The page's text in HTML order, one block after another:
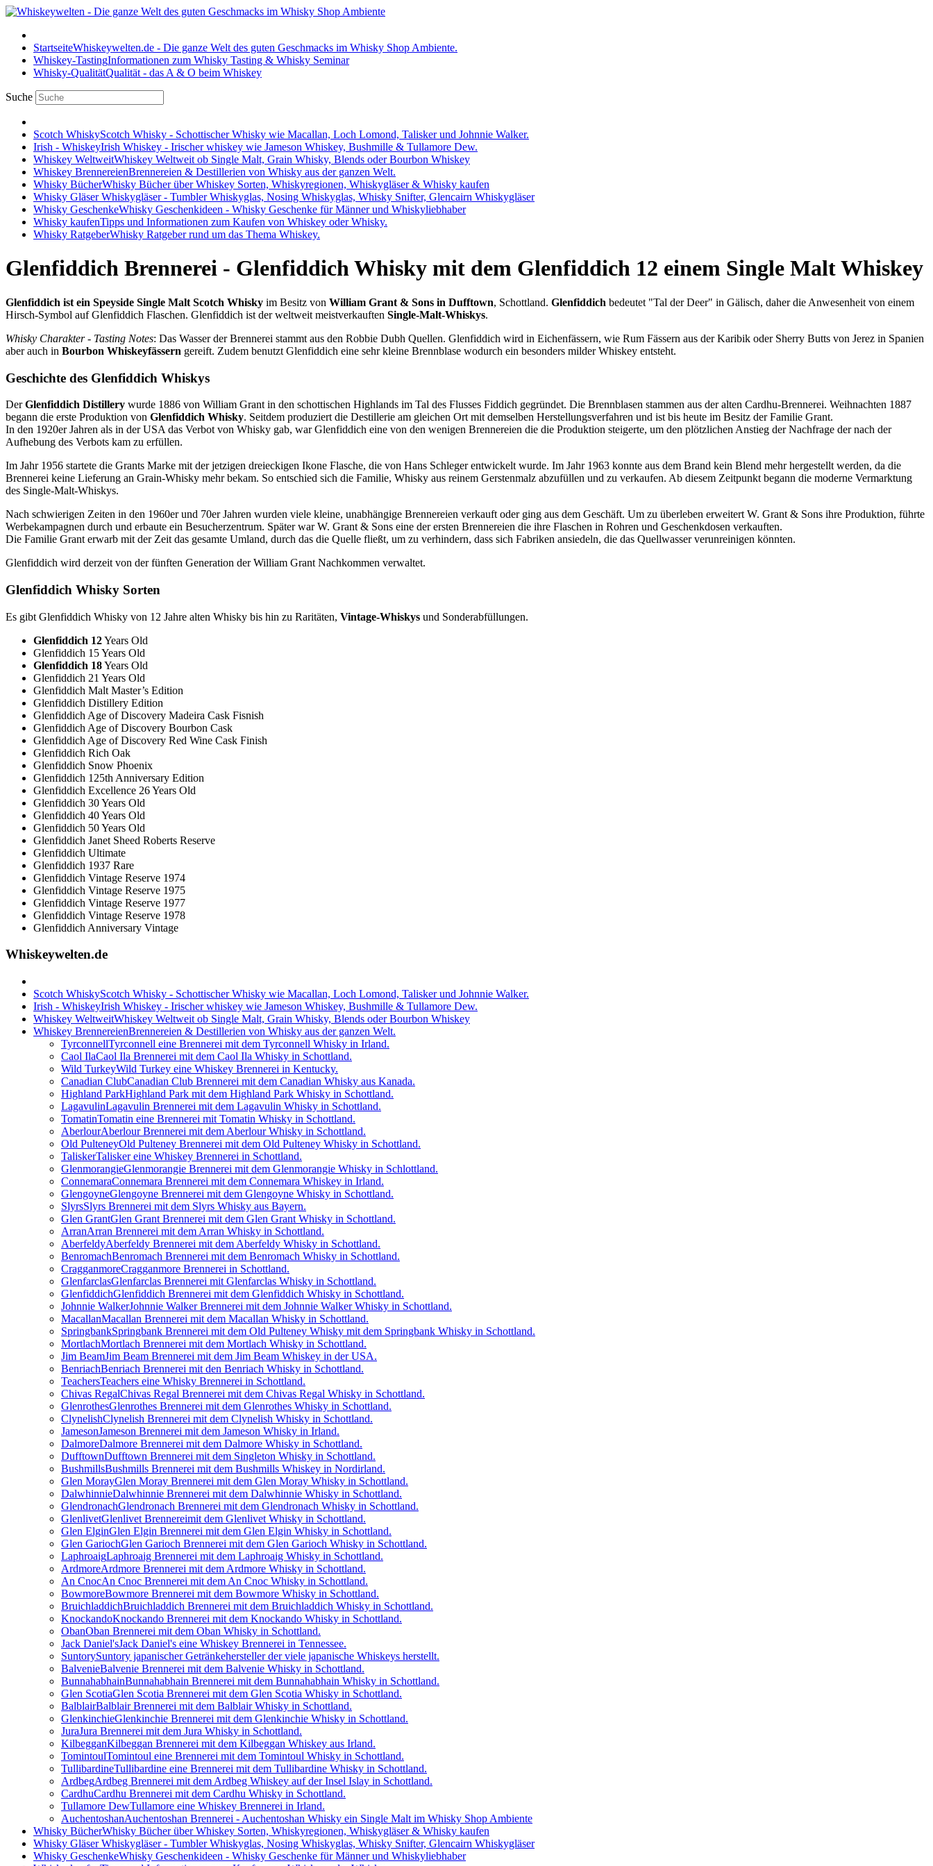
StartseiteWhiskeywelten.de - Die ganze Welt des guten Geschmacks im Whisky Shop Ambiente.
Whiskey-TastingInformationen zum Whisky Tasting & Whisky Seminar
Whisky-QualitätQualität - das A & O beim Whiskey
Suche
Scotch WhiskyScotch Whisky - Schottischer Whisky wie Macallan, Loch Lomond, Talisker und Johnnie Walker.
Irish - WhiskeyIrish Whiskey - Irischer whiskey wie Jameson Whiskey, Bushmille & Tullamore Dew.
Whiskey WeltweitWhiskey Weltweit ob Single Malt, Grain Whisky, Blends oder Bourbon Whiskey
Whiskey BrennereienBrennereien & Destillerien von Whisky aus der ganzen Welt.
Whisky BücherWhisky Bücher über Whiskey Sorten, Whiskyregionen, Whiskygläser & Whisky kaufen
Whisky GläserWhiskygläser - Tumbler Whiskyglas, Nosing Whiskyglas, Whisky Snifter, Glencairn Whiskygläser
Whisky GeschenkeWhisky Geschenkideen - Whisky Geschenke für Männer und Whiskyliebhaber
Whisky kaufenTipps und Informationen zum Kaufen von Whiskey oder Whisky.
Whisky RatgeberWhisky Ratgeber rund um das Thema Whiskey.
Glenfiddich Brennerei - Glenfiddich Whisky mit dem Glenfiddich 12 einem Single Malt Whiskey
Glenfiddich ist ein Speyside Single Malt Scotch Whisky im Besitz von William Grant & Sons in Dufftown, Schottland. Glenfiddich bedeutet "Tal der Deer" in Gälisch, daher die Anwesenheit von einem
Hirsch-Symbol auf Glenfiddich Flaschen. Glenfiddich ist der weltweit meistverkauften Single-Malt-Whiskys.
Whisky Charakter - Tasting Notes: Das Wasser der Brennerei stammt aus den Robbie Dubh Quellen. Glenfiddich wird in Eichenfässern, wie Rum Fässern aus der Karibik oder Sherry Butts von Jerez in Spanien
aber auch in Bourbon Whiskeyfässern gereift. Zudem benutzt Glenfiddich eine sehr kleine Brennblase wodurch ein besonders milder Whiskey entsteht.
Geschichte des Glenfiddich Whiskys
DerGlenfiddich Distillery wurde 1886 von William Grant in den schottischen Highlands im Tal des Flusses Fiddich gegründet. Die Brennblasen stammen aus der alten Cardhu-Brennerei. Weihnachten 1887
begann die erste Produktion von Glenfiddich Whisky. Seitdem produziert die Destillerie am gleichen Ort mit demselben Herstellungsverfahren und ist bis heute im Besitz der Familie Grant.
In den 1920er Jahren als in der USA das Verbot von Whisky gab, war Glenfiddich eine von den wenigen Brennereien die die Produktion steigerte, um den plötzlichen Anstieg der Nachfrage der nach der
Aufhebung des Verbots kam zu erfüllen.
Im Jahr 1956 startete die Grants Marke mit der jetzigen dreieckigen Ikone Flasche, die von Hans Schleger entwickelt wurde. Im Jahr 1963 konnte aus dem Brand kein Blend mehr hergestellt werden, da die
Brennerei keine Lieferung an Grain-Whisky mehr bekam. So entschied sich die Familie, Whisky aus reinem Gerstenmalz abzufüllen und zu verkaufen. Ab diesem Zeitpunkt begann die moderne Vermarktung
des Single-Malt-Whiskys.
Nach schwierigen Zeiten in den 1960er und 70er Jahren wurden viele kleine, unabhängige Brennereien verkauft oder ging aus dem Geschäft. Um zu überleben erweitert W. Grant & Sons ihre Produktion, führte
Werbekampagnen durch und erbaute ein Besucherzentrum. Später war W. Grant & Sons eine der ersten Brennereien die ihre Flaschen in Rohren und Geschenkdosen verkauften.
Die Familie Grant erwarb mit der Zeit das gesamte Umland, durch das die Quelle fließt, um zu verhindern, dass sich Fabriken ansiedeln, die das Quellwasser verunreinigen könnten.
Glenfiddich wird derzeit von der fünften Generation der William Grant Nachkommen verwaltet.
Glenfiddich Whisky Sorten
Es gibt Glenfiddich Whisky von 12 Jahre alten Whisky bis hin zu Raritäten, Vintage-Whiskys und Sonderabfüllungen.
Glenfiddich 12Years Old
Glenfiddich 15 Years Old
Glenfiddich 18Years Old
Glenfiddich 21 Years Old
Glenfiddich Malt Master’s Edition
Glenfiddich Distillery Edition
Glenfiddich Age of Discovery Madeira Cask Fisnish
Glenfiddich Age of Discovery Bourbon Cask
Glenfiddich Age of Discovery Red Wine Cask Finish
Glenfiddich Rich Oak
Glenfiddich Snow Phoenix
Glenfiddich 125th Anniversary Edition
Glenfiddich Excellence 26 Years Old
Glenfiddich 30 Years Old
Glenfiddich 40 Years Old
Glenfiddich 50 Years Old
Glenfiddich Janet Sheed Roberts Reserve
Glenfiddich Ultimate
Glenfiddich 1937 Rare
Glenfiddich Vintage Reserve 1974
Glenfiddich Vintage Reserve 1975
Glenfiddich Vintage Reserve 1977
Glenfiddich Vintage Reserve 1978
Glenfiddich Anniversary Vintage
Whiskeywelten.de
Scotch WhiskyScotch Whisky - Schottischer Whisky wie Macallan, Loch Lomond, Talisker und Johnnie Walker.
Irish - WhiskeyIrish Whiskey - Irischer whiskey wie Jameson Whiskey, Bushmille & Tullamore Dew.
Whiskey WeltweitWhiskey Weltweit ob Single Malt, Grain Whisky, Blends oder Bourbon Whiskey
Whiskey BrennereienBrennereien & Destillerien von Whisky aus der ganzen Welt.
TyrconnellTyrconnell eine Brennerei mit dem Tyrconnell Whisky in Irland.
Caol IlaCaol Ila Brennerei mit dem Caol Ila Whisky in Schottland.
Wild TurkeyWild Turkey eine Whiskey Brennerei in Kentucky.
Canadian ClubCanadian Club Brennerei mit dem Canadian Whisky aus Kanada.
Highland ParkHighland Park mit dem Highland Park Whisky in Schottland.
LagavulinLagavulin Brennerei mit dem Lagavulin Whisky in Schottland.
TomatinTomatin eine Brennerei mit Tomatin Whisky in Schottland.
AberlourAberlour Brennerei mit dem Aberlour Whisky in Schottland.
Old PulteneyOld Pulteney Brennerei mit dem Old Pulteney Whisky in Schottland.
TaliskerTalisker eine Whiskey Brennerei in Schottland.
GlenmorangieGlenmorangie Brennerei mit dem Glenmorangie Whisky in Schlottland.
ConnemaraConnemara Brennerei mit dem Connemara Whiskey in Irland.
GlengoyneGlengoyne Brennerei mit dem Glengoyne Whisky in Schottland.
SlyrsSlyrs Brennerei mit dem Slyrs Whisky aus Bayern.
Glen GrantGlen Grant Brennerei mit dem Glen Grant Whisky in Schottland.
ArranArran Brennerei mit dem Arran Whisky in Schottland.
AberfeldyAberfeldy Brennerei mit dem Aberfeldy Whisky in Schottland.
BenromachBenromach Brennerei mit dem Benromach Whisky in Schottland.
CragganmoreCragganmore Brennerei in Schottland.
GlenfarclasGlenfarclas Brennerei mit Glenfarclas Whisky in Schottland.
GlenfiddichGlenfiddich Brennerei mit dem Glenfiddich Whisky in Schottland.
Johnnie WalkerJohnnie Walker Brennerei mit dem Johnnie Walker Whisky in Schottland.
MacallanMacallan Brennerei mit dem Macallan Whisky in Schottland.
SpringbankSpringbank Brennerei mit dem Old Pulteney Whisky mit dem Springbank Whisky in Schottland.
MortlachMortlach Brennerei mit dem Mortlach Whisky in Schottland.
Jim BeamJim Beam Brennerei mit dem Jim Beam Whiskey in der USA.
BenriachBenriach Brennerei mit den Benriach Whisky in Schottland.
TeachersTeachers eine Whisky Brennerei in Schottland.
Chivas RegalChivas Regal Brennerei mit dem Chivas Regal Whisky in Schottland.
GlenrothesGlenrothes Brennerei mit dem Glenrothes Whisky in Schottland.
ClynelishClynelish Brennerei mit dem Clynelish Whisky in Schottland.
JamesonJameson Brennerei mit dem Jameson Whisky in Irland.
DalmoreDalmore Brennerei mit dem Dalmore Whisky in Schottland.
DufftownDufftown Brennerei mit dem Singleton Whisky in Schottland.
BushmillsBushmills Brennerei mit dem Bushmills Whiskey in Nordirland.
Glen MorayGlen Moray Brennerei mit dem Glen Moray Whisky in Schottland.
DalwhinnieDalwhinnie Brennerei mit dem Dalwhinnie Whisky in Schottland.
GlendronachGlendronach Brennerei mit dem Glendronach Whisky in Schottland.
GlenlivetGlenlivet Brennereimit dem Glenlivet Whisky in Schottland.
Glen ElginGlen Elgin Brennerei mit dem Glen Elgin Whisky in Schottland.
Glen GariochGlen Garioch Brennerei mit dem Glen Garioch Whisky in Schottland.
LaphroaigLaphroaig Brennerei mit dem Laphroaig Whisky in Schottland.
ArdmoreArdmore Brennerei mit dem Ardmore Whisky in Schottland.
An CnocAn Cnoc Brennerei mit dem An Cnoc Whisky in Schottland.
BowmoreBowmore Brennerei mit dem Bowmore Whisky in Schottland.
BruichladdichBruichladdich Brennerei mit dem Bruichladdich Whisky in Schottland.
KnockandoKnockando Brennerei mit dem Knockando Whisky in Schottland.
ObanOban Brennerei mit dem Oban Whisky in Schottland.
Jack Daniel'sJack Daniel's eine Whiskey Brennerei in Tennessee.
SuntorySuntory japanischer Getränkehersteller der viele japanische Whiskeys herstellt.
BalvenieBalvenie Brennerei mit dem Balvenie Whisky in Schottland.
BunnahabhainBunnahabhain Brennerei mit dem Bunnahabhain Whisky in Schottland.
Glen ScotiaGlen Scotia Brennerei mit dem Glen Scotia Whisky in Schottland.
BalblairBalblair Brennerei mit dem Balblair Whisky in Schottland.
GlenkinchieGlenkinchie Brennerei mit dem Glenkinchie Whisky in Schottland.
JuraJura Brennerei mit dem Jura Whisky in Schottland.
KilbegganKilbeggan Brennerei mit dem Kilbeggan Whiskey aus Irland.
TomintoulTomintoul eine Brennerei mit dem Tomintoul Whisky in Schottland.
TullibardineTullibardine eine Brennerei mit dem Tullibardine Whisky in Schottland.
ArdbegArdbeg Brennerei mit dem Ardbeg Whiskey auf der Insel Islay in Schottland.
CardhuCardhu Brennerei mit dem Cardhu Whisky in Schottland.
Tullamore DewTullamore eine Whiskey Brennerei in Irland.
AuchentoshanAuchentoshan Brennerei - Auchentoshan Whisky ein Single Malt im Whisky Shop Ambiente
Whisky BücherWhisky Bücher über Whiskey Sorten, Whiskyregionen, Whiskygläser & Whisky kaufen
Whisky GläserWhiskygläser - Tumbler Whiskyglas, Nosing Whiskyglas, Whisky Snifter, Glencairn Whiskygläser
Whisky GeschenkeWhisky Geschenkideen - Whisky Geschenke für Männer und Whiskyliebhaber